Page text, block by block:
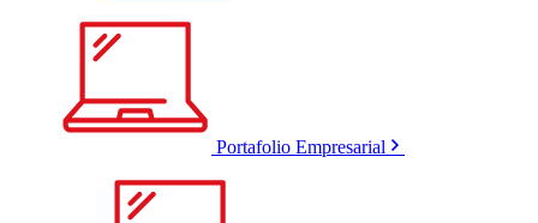
Portafolio Empresarial